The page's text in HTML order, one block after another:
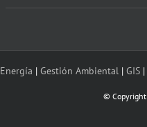
Energía | Gestión Ambiental| GIS|
© Copyright